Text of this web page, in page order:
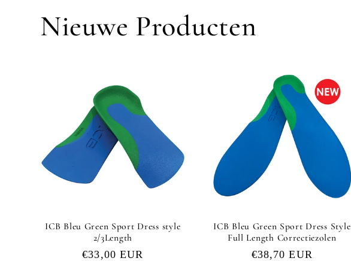
Nieuwe Producten
ICB Bleu Green Sport Dress style
2/3Length
Normale
€33,00 EUR
ICB Bleu Green Sport Dress Style
Full Length Correctiezolen
Normale
€38,70 EUR